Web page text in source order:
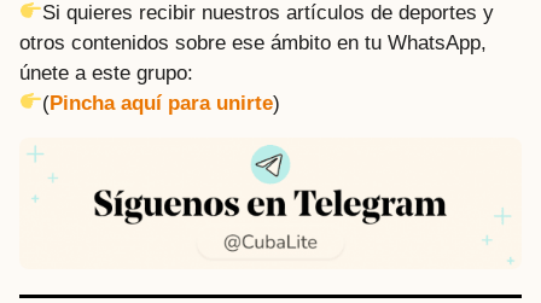
Si quieres recibir nuestros artículos de deportes y
otros contenidos sobre ese ámbito en tu WhatsApp,
únete a este grupo:
(Pincha aquí para unirte)